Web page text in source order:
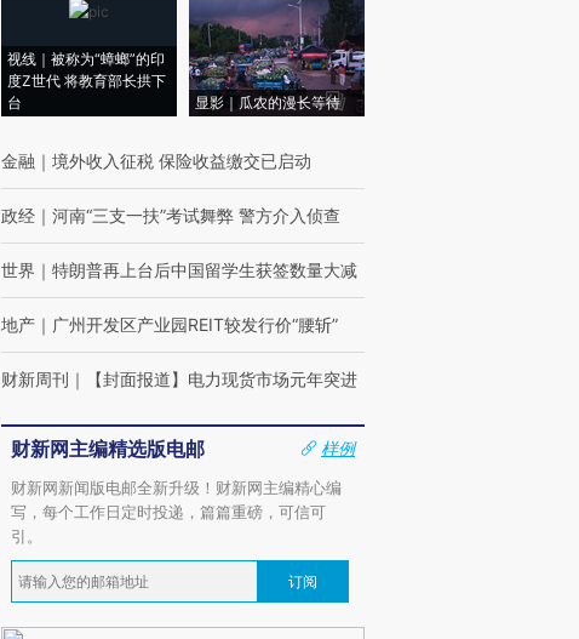
视线｜被称为“蟑螂”的印
度Z世代 将教育部长拱下
台
显影｜瓜农的漫长等待
金融 ｜ 境外收入征税 保险收益缴交已启动
政经 ｜ 河南“三支一扶”考试舞弊 警方介入侦查
世界 ｜ 特朗普再上台后中国留学生获签数量大减
地产 ｜ 广州开发区产业园REIT较发行价“腰斩”
财新周刊 ｜ 【封面报道】电力现货市场元年突进
财新网主编精选版电邮
样例
财新网新闻版电邮全新升级！财新网主编精心编
写，每个工作日定时投递，篇篇重磅，可信可
引。
订阅